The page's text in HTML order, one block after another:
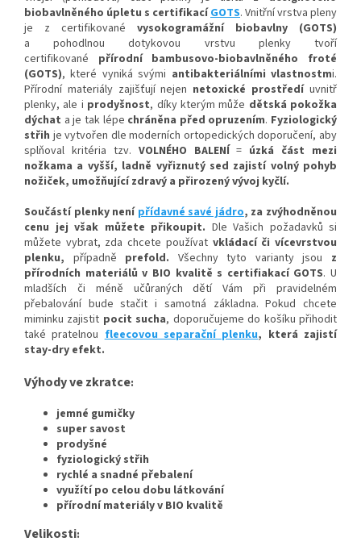
biobavlněného úpletu s certifikacíGOTS. Vnitřní vrstva pleny
je z certifikované vysokogramážní biobavlny (GOTS)
a pohodlnoudotykovou vrstvu plenky tvoří
certifikované přírodní bambusovo-biobavlněného froté
(GOTS), které vyniká svými antibakteriálními vlastnostmi.
Přírodní materiály zajišťují nejen netoxické prostředíuvnitř
plenky, ale i prodyšnost, díky kterýmmůže dětská pokožka
dýchat a je tak lépe chráněna před opruzením. Fyziologický
střih je vytvořen dle moderních ortopedických doporučení, aby
splňoval kritéria tzv. VOLNÉHO BALENÍ= úzká část mezi
nožkama a vyšší, ladně vyřiznutý sed zajistí volný pohyb
nožiček, umožňující zdravý a přirozený vývoj kyčlí.
Součástí plenky není přídavné savé jádro, za zvýhodněnou
cenu jej však můžete přikoupit. Dle Vašich požadavků si
můžete vybrat, zda chcete používat vkládací či vícevrstvou
plenku, případně prefold. Všechny tyto varianty jsou z
přírodních materiálů v BIO kvalitě s certifiakací GOTS. U
mladších či méně učůraných dětí Vám při pravidelném
přebalování bude stačit i samotná základna. Pokud chcete
miminku zajistit pocit sucha, doporučujeme do košíku přihodit
také pratelnoufleecovou separační plenku, která zajistí
stay-dry efekt.
Výhody ve zkratce:
jemné gumičky
super savost
prodyšné
fyziologický střih
rychlé a snadné přebalení
využítí po celou dobu látkování
přírodní materiály v BIO kvalitě
Velikosti: